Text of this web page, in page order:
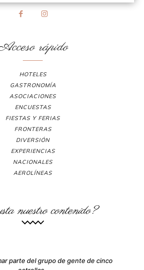
rápido
HOTELES
GASTRONOMÍA
ASOCIACIONES
ENCUESTAS
FIESTAS Y FERIAS
FRONTERAS
DIVERSIÓN
EXPERIENCIAS
NACIONALES
AEROLÍNEAS
nuestro contenido?
parte del grupo de gente de cinco